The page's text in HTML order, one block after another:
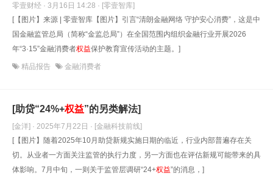
零壹财经 · 3月16日 14:28 · [零壹智库]
[【图片】来源 | 零壹智库【图片】引言“清朗金融网络 守护安心消费”，这是中
国金融监管总局（简称“金监总局”）在全国范围内组织金融行业开展2026
年“3·15”金融消费者权益保护教育宣传活动的主题。]
精品报告 金融消费者
[助贷“24%+权益”的另类解法]
[金洋] · 2025年7月22日 · [金融科技前线]
[【图片】随着2025年10月助贷新规实施日期的临近，行业内部普遍存在关
切。从业者一方面关注监管的执行力度，另一方面也在评估新规可能带来的具
体影响。7月中旬，一则关于监管层调研“24+权益”的消息，]